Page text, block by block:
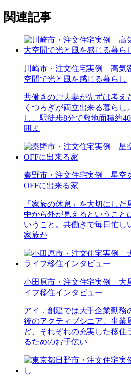
関連記事
川崎市・注文住宅実例 高気
空間で光と風を感じる暮らし
共働きのご夫妻が先ずは考え
くつろぎが両立出来る暮らし
し、駅徒歩8分で敷地面積約
囲ま
秦野市・注文住宅実例 星空
OFFに出来る家
「家族の休息」を大切にし
中から外が見えるということ
いうこと。共働きで毎日忙し
家族が
小田原市・注文住宅実例 大
イフ移住インタビュー
アイ．創建では大手企業勤務
後のアクティブシニア、事業
ど、それぞれの充実した移住
るためのお手伝い